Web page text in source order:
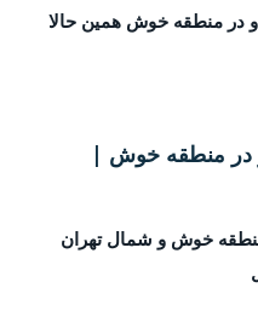
در منطقه خوش همین حالا
و در منطقه خوش |
خوش و شمال تهران